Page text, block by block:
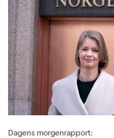
Dagens morgenrapport: